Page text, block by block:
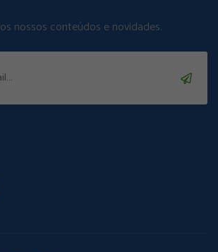
nossos conteúdos e novidades.